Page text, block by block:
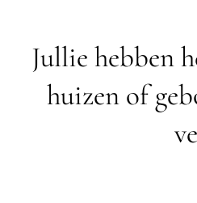
Jullie hebben
huizen of